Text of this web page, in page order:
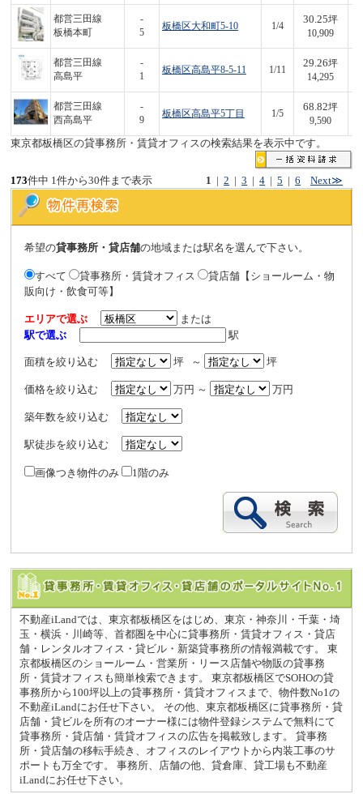
都営三田線
板橋本町
-
5
板橋区大和町5-10 1/4
30.25坪
10,909
都営三田線
高島平
-
1
板橋区高島平8-5-11 1/11
29.26坪
14,295
都営三田線
西高島平
-
9
板橋区高島平5丁目 1/5
68.82坪
9,590
東京都板橋区の貸事務所・賃貸オフィスの検索結果を表示中です。
1 |2 |3 |4 |5 |6 Next≫
173件中 1件から30件まで表示
希望の貸事務所・貸店舗の地域または駅名を選んで下さい。
すべて 貸事務所・賃貸オフィス
貸店舗【ショールーム・物
販向け・飲食可等】
エリアで選ぶ
または
駅で選ぶ
駅
面積を絞り込む 坪 ～ 坪
価格を絞り込む 万円 ～ 万円
築年数を絞り込む
駅徒歩を絞り込む
画像つき物件のみ 1階のみ
不動産iLandでは、東京都板橋区をはじめ、東京・神奈川・千葉・埼
玉・横浜・川崎等、首都圏を中心に貸事務所・賃貸オフィス・貸店
舗・レンタルオフィス・貸ビル・新築貸事務所の情報満載です。 東
京都板橋区のショールーム・営業所・リース店舗や物販の貸事務
所・賃貸オフィスも簡単検索できます。 東京都板橋区でSOHOの貸
事務所から100坪以上の貸事務所・賃貸オフィスまで、物件数No1の
不動産iLandにお任せ下さい。 その他、東京都板橋区に貸事務所・貸
店舗・貸ビルを所有のオーナー様には物件登録システムで無料にて
貸事務所・貸店舗・賃貸オフィスの広告を掲載致します。 貸事務
所・貸店舗の移転手続き、オフィスのレイアウトから内装工事のサ
ポートも万全です。 事務所、店舗の他、貸倉庫、貸工場も不動産
iLandにお任せ下さい。